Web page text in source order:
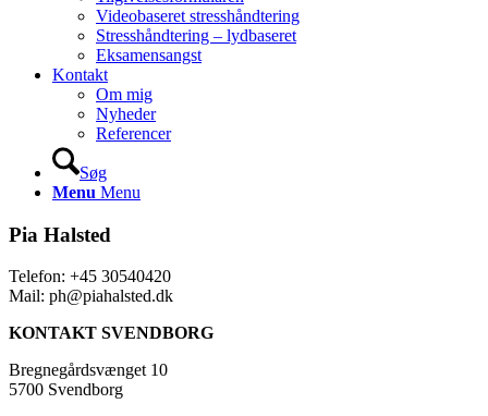
Videobaseret stresshåndtering
Stresshåndtering – lydbaseret
Eksamensangst
Kontakt
Om mig
Nyheder
Referencer
Søg
Menu Menu
Pia Halsted
Telefon: +45 30540420
Mail: ph@piahalsted.dk
KONTAKT SVENDBORG
Bregnegårdsvænget 10
5700 Svendborg